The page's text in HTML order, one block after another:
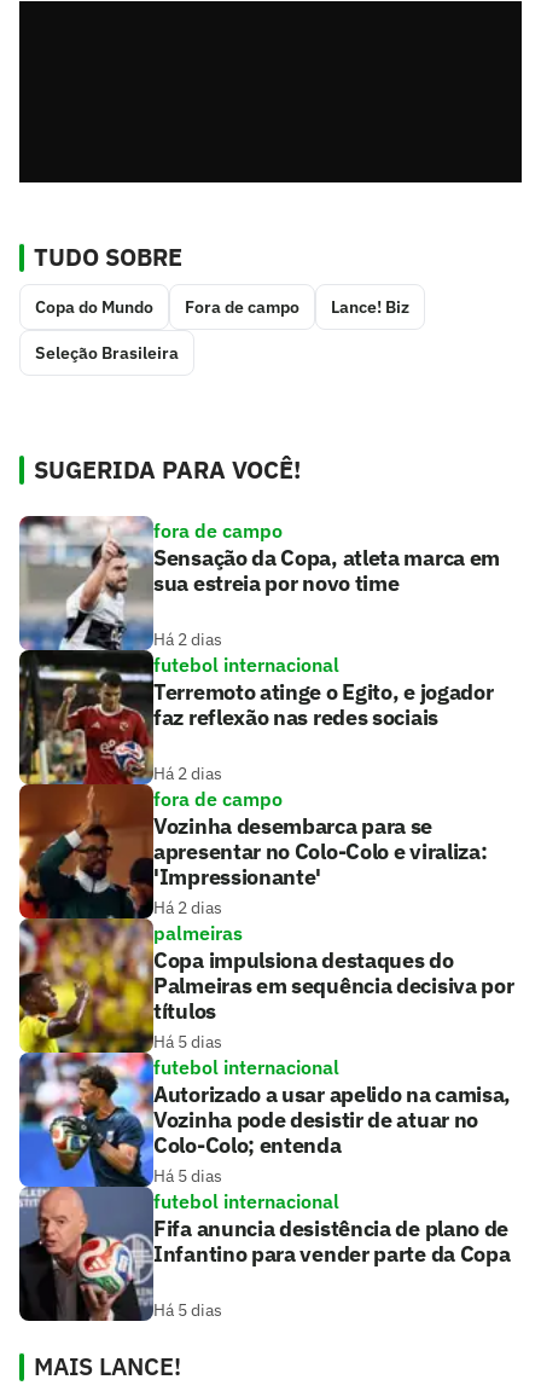
TUDO SOBRE
Copa do Mundo Fora de campo Lance! Biz
Seleção Brasileira
SUGERIDA PARA VOCÊ!
fora de campo
Sensação da Copa, atleta marca em
sua estreia por novo time
Há 2 dias
futebol internacional
Terremoto atinge o Egito, e jogador
faz reflexão nas redes sociais
Há 2 dias
fora de campo
Vozinha desembarca para se
apresentar no Colo-Colo e viraliza:
'Impressionante'
Há 2 dias
palmeiras
Copa impulsiona destaques do
Palmeiras em sequência decisiva por
títulos
Há 5 dias
futebol internacional
Autorizado a usar apelido na camisa,
Vozinha pode desistir de atuar no
Colo-Colo; entenda
Há 5 dias
futebol internacional
Fifa anuncia desistência de plano de
Infantino para vender parte da Copa
Há 5 dias
MAIS LANCE!